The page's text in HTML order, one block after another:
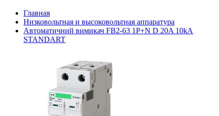
Главная
Низковольтная и высоковольтная аппаратура
Автоматичний вимикач FB2-63 1P+N D 20A 10kA
STANDART